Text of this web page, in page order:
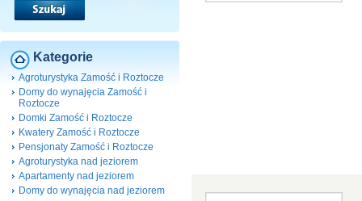
Kategorie
Agroturystyka Zamość i Roztocze
Domy do wynajęcia Zamość i
Roztocze
Domki Zamość i Roztocze
Kwatery Zamość i Roztocze
Pensjonaty Zamość i Roztocze
Agroturystyka nad jeziorem
Apartamenty nad jeziorem
Domy do wynajęcia nad jeziorem